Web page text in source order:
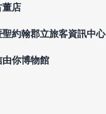
董店
約翰郡立旅客資訊中心
你博物館